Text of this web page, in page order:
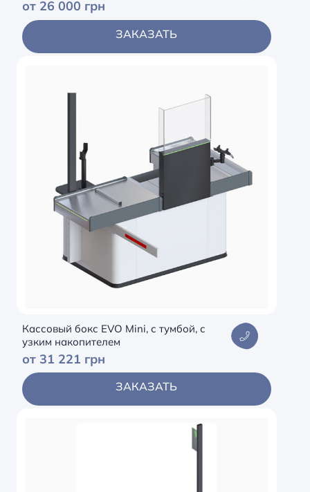
от 26 000 грн
ЗАКАЗАТЬ
Кассовый бокс EVO Mini, с тумбой, с
узким накопителем
от 31 221 грн
ЗАКАЗАТЬ
Опоры, разделители, толкатели
Система проводки клиента
Тележки для покупок
Ценникодержатель, планки для
ценников